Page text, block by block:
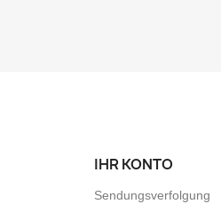
IHR KONTO
Sendungsverfolgung